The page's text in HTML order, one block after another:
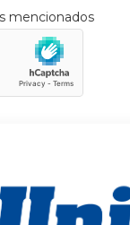
mencionados